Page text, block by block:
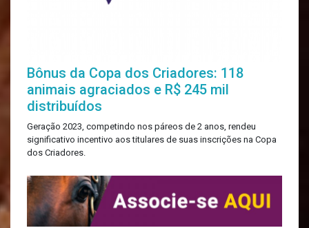
Bônus da Copa dos Criadores: 118
animais agraciados e R$ 245 mil
distribuídos
Geração 2023, competindo nos páreos de 2 anos, rendeu
significativo incentivo aos titulares de suas inscrições na Copa
dos Criadores.